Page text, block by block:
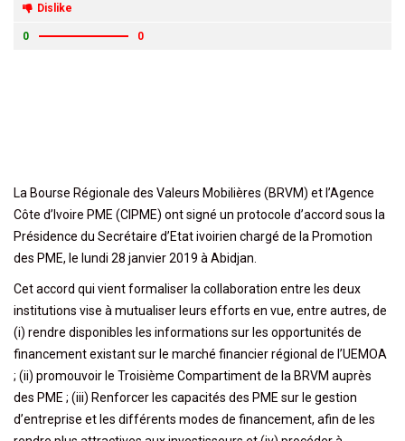
Dislike
0 0
La Bourse Régionale des Valeurs Mobilières (BRVM) et l’Agence
Côte d’Ivoire PME (CIPME) ont signé un protocole d’accord sous la
Présidence du Secrétaire d’Etat ivoirien chargé de la Promotion
des PME, le lundi 28 janvier 2019 à Abidjan.
Cet accord qui vient formaliser la collaboration entre les deux
institutions vise à mutualiser leurs efforts en vue, entre autres, de
(i) rendre disponibles les informations sur les opportunités de
financement existant sur le marché financier régional de l’UEMOA
; (ii) promouvoir le Troisième Compartiment de la BRVM auprès
des PME ; (iii) Renforcer les capacités des PME sur le gestion
d’entreprise et les différents modes de financement, afin de les